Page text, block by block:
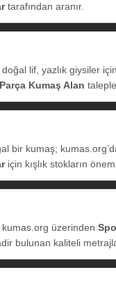
tarafından aranır.
lif, yazlık giysiler
Parça Kumaş Alan
bir kumaş;
için kışlık stokların
üzerinden
bulunan kaliteli